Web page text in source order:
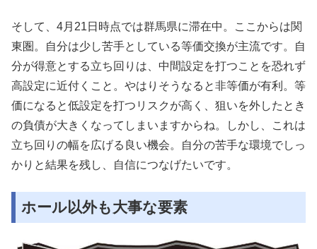
そして、4月21日時点では群馬県に滞在中。ここからは関
東圏。自分は少し苦手としている等価交換が主流です。自
分が得意とする立ち回りは、中間設定を打つことを恐れず
高設定に近付くこと。やはりそうなると非等価が有利。等
価になると低設定を打つリスクが高く、狙いを外したとき
の負債が大きくなってしまいますからね。しかし、これは
立ち回りの幅を広げる良い機会。自分の苦手な環境でしっ
かりと結果を残し、自信につなげたいです。
ホール以外も大事な要素